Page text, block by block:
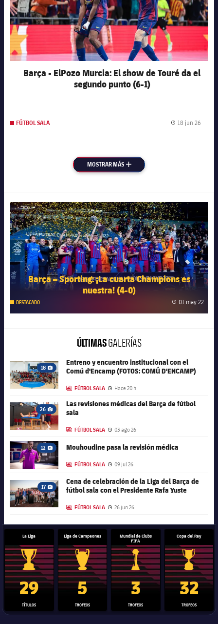
Barça - ElPozo Murcia: El show de Touré da el
segundo punto (6-1)
FÚTBOL SALA Fecha
18 jun 26
MOSTRAR MÁS MÁS
FC Barcelona club badge
Barça – Sporting: ¡La cuarta Champions es
nuestra! (4-0)
DESTACADO 01 may 22
ÚLTIMASGALERÍAS
FC Barcelona club badge
18
Icono de cámara
Entreno y encuentro institucional con el
Comú d'Encamp (FOTOS: COMÚ D'ENCAMP)
LABEL.ARIA.GALLERY
FÚTBOL SALA Fecha de publicación
Hace 20 h
FC Barcelona club badge
26
Icono de cámara
Las revisiones médicas del Barça de fútbol
sala
LABEL.ARIA.GALLERY
FÚTBOL SALA Fecha de publicación
03 ago 26
FC Barcelona club badge
12
Icono de cámara
Mouhoudine pasa la revisión médica
LABEL.ARIA.GALLERY
FÚTBOL SALA Fecha de publicación
09 jul 26
FC Barcelona club badge
17
Icono de cámara
Cena de celebración de la Liga del Barça de
fútbol sala con el Presidente Rafa Yuste
LABEL.ARIA.GALLERY
FÚTBOL SALA Fecha de publicación
26 jun 26
La Liga
Trofeo de La Liga
29
TÍTULOS
Liga de Campeones
Trofeo de la Liga de Campeones
5
TROFEOS
Mundial de Clubs
FIFA
Trofeo del Mundial de
3
TROFEOS
Copa del Rey
Copa del
32
TROFEOS